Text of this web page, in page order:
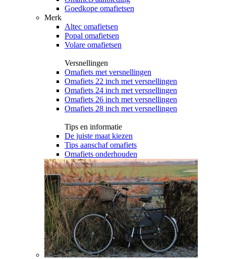
Goedkope omafietsen
Merk
Altec omafietsen
Popal omafietsen
Volare omafietsen
Versnellingen
Omafiets met versnellingen
Omafiets 22 inch met versnellingen
Omafiets 24 inch met versnellingen
Omafiets 26 inch met versnellingen
Omafiets 28 inch met versnellingen
Tips en informatie
De juiste maat kiezen
Tips aanschaf omafiets
Omafiets onderhouden